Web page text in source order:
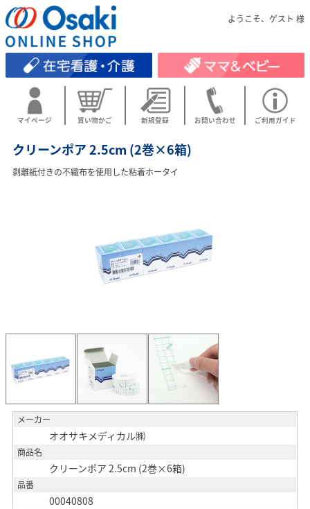
ようこそ、ゲスト 様
マイページ 買い物かご 新規登録 お問い合わせ ご利用ガイド
クリーンポア 2.5cm (2巻×6箱)
剥離紙付きの不織布を使用した粘着ホータイ
メーカー
オオサキメディカル㈱
商品名
クリーンポア 2.5cm (2巻×6箱)
品番
00040808